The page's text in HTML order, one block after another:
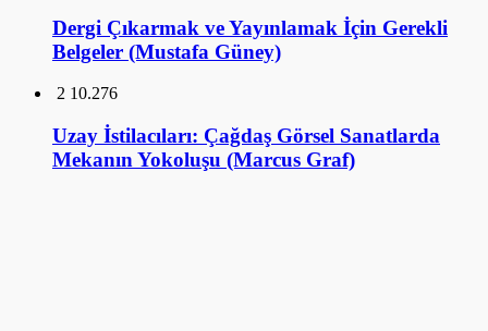
Dergi Çıkarmak ve Yayınlamak İçin Gerekli
Belgeler (Mustafa Güney)
2 10.276
Uzay İstilacıları: Çağdaş Görsel Sanatlarda
Mekanın Yokoluşu (Marcus Graf)